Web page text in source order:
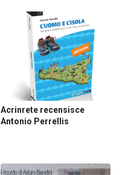
Acrinrete recensisce
Antonio Perrellis